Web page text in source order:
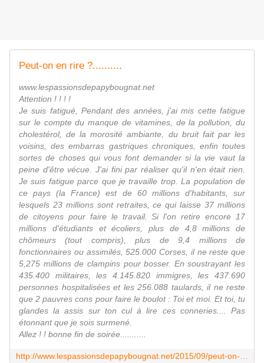
Peut-on en rire ?..........
www.lespassionsdepapybougnat.net
Attention ! ! ! !
Je suis fatigué, Pendant des années, j'ai mis cette fatigue
sur le compte du manque de vitamines, de la pollution, du
cholestérol, de la morosité ambiante, du bruit fait par les
voisins, des embarras gastriques chroniques, enfin toutes
sortes de choses qui vous font demander si la vie vaut la
peine d'être vécue. J'ai fini par réaliser qu'il n'en était rien.
Je suis fatigue parce que je travaille trop. La population de
ce pays (la France) est de 60 millions d'habitants, sur
lesquels 23 millions sont retraites, ce qui laisse 37 millions
de citoyens pour faire le travail. Si l'on retire encore 17
millions d'étudiants et écoliers, plus de 4,8 millions de
chômeurs (tout compris), plus de 9,4 millions de
fonctionnaires ou assimilés, 525.000 Corses, il ne reste que
5,275 millions de clampins pour bosser. En soustrayant les
435.400 militaires, les 4.145.820 immigres, les 437.690
personnes hospitalisées et les 256.088 taulards, il ne reste
que 2 pauvres cons pour faire le boulot : Toi et moi. Et toi, tu
glandes la assis sur ton cul à lire ces conneries.... Pas
étonnant que je sois surmené.
Allez ! ! bonne fin de soirée...........